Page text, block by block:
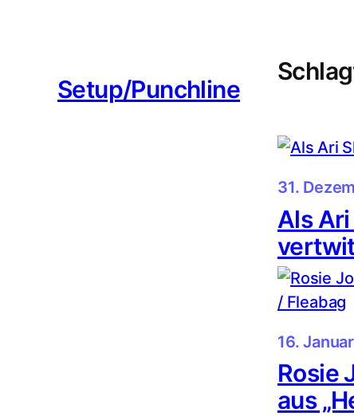
Setup/Punchline
31.
Als
16.
Rosie
aus